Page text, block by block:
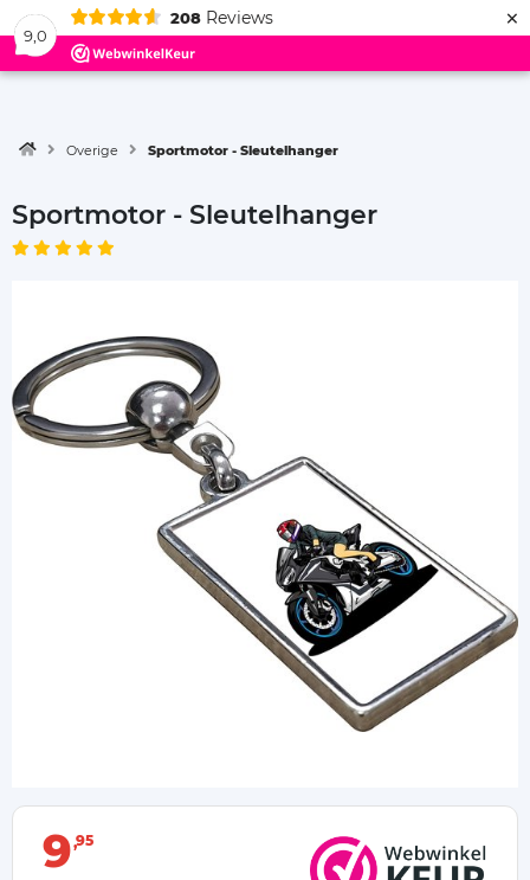
9,0
208 Reviews ×
Menu
Overige Sportmotor - Sleutelhanger
Sportmotor - Sleutelhanger
9 95